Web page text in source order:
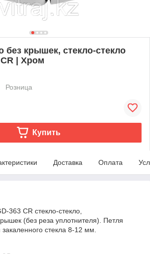
без крышек, стекло-стекло
CR | Хром
Розница
Купить
Доставка Оплата
363 CR стекло-стекло,
(без реза уплотнителя).
Петля
стекла 8-12 мм.